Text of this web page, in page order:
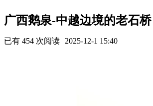
广西鹅泉-中越边境的老石桥
已有 454 次阅读 2025-12-1 15:40